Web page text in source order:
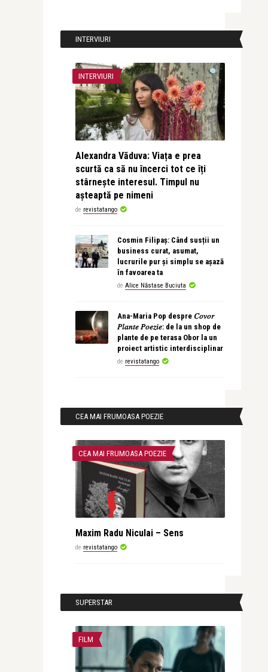
INTERVIURI
INTERVIURI
Alexandra Văduva: Viața e prea
scurtă ca să nu încerci tot ce îți
stârnește interesul. Timpul nu
așteaptă pe nimeni
de revistatango
Cosmin Filipaș: Când susții un
business curat, asumat,
lucrurile pur și simplu se așază
în favoarea ta
de Alice Năstase Buciuta
Ana-Maria Pop despre 𝐶𝑜𝑣𝑜𝑟
𝑃𝑙𝑎𝑛𝑡𝑒 𝑃𝑜𝑒𝑧𝑖𝑒: de la un shop de
plante de pe terasa Obor la un
proiect artistic interdisciplinar
de revistatango
CEA MAI FRUMOASA POEZIE
CEA MAI FRUMOASA POEZIE
Maxim Radu Niculai – Sens
de revistatango
SUPERSTAR
FILM